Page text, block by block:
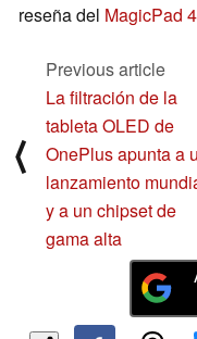
reseña del MagicPad 4
⟨
Previous article
La filtración de la
tableta OLED de
OnePlus apunta a
lanzamiento
y a un chipset de
gama alta